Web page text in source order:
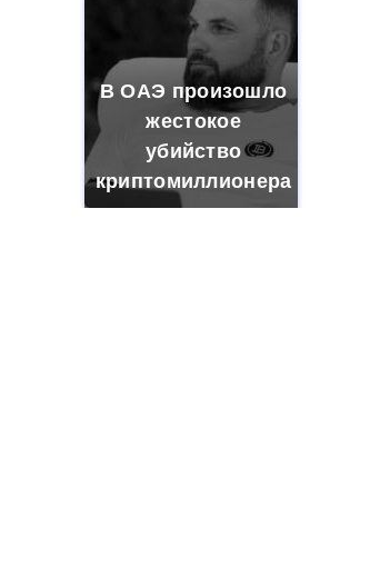
В ОАЭ произошло
жестокое
убийство
криптомиллионера